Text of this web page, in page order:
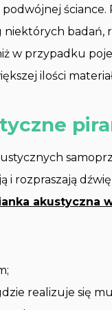
niektórych badań,
w przypadku
ilości
i rozpraszają
akustyczna
realizuje się